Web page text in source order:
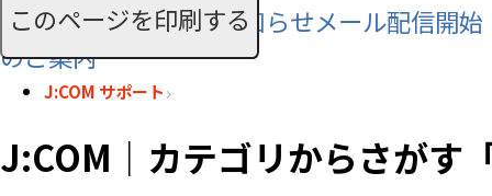
SMS利用料に関するお知らせメール配信開始
のご案内
このページを印刷する
J:COM サポート
J:COM｜カテゴリからさがす